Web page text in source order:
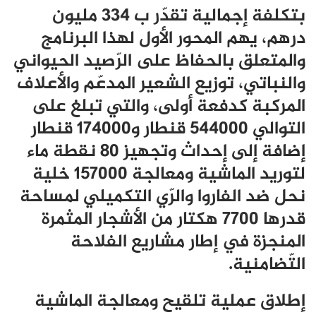
بتكلفة إجمالية تقدّر ب 334 مليون
درهم، يهم المحور الأول لهذا البرنامج
والمتعلق بالحفاظ على الرّصيد الحيواني
والنباتي، توزيع الشعير المدعّم والأعلاف
المركبة كدفعة أولى، والتي تبلغ على
التوالي 544000 قنطار و174000 قنطار
إضافة إلى إحداث وتجهيز 80 نقطة ماء
لتوريد الماشية ومعالجة 157000 خلية
نحل ضد الفاروا والرّي التكميلي لمساحة
قدرها 7700 هكتار من الأشجار المثمرة
المنجزة في إطار مشاريع الفلاحة
التّضامنية.
إطلاق عملية تلقيح ومعالجة الماشية